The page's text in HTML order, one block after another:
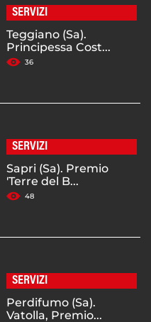
SERVIZI
Teggiano (Sa).
Principessa Cost...
36
SERVIZI
Sapri (Sa). Premio
'Terre del B...
48
SERVIZI
Perdifumo (Sa).
Vatolla, Premio...